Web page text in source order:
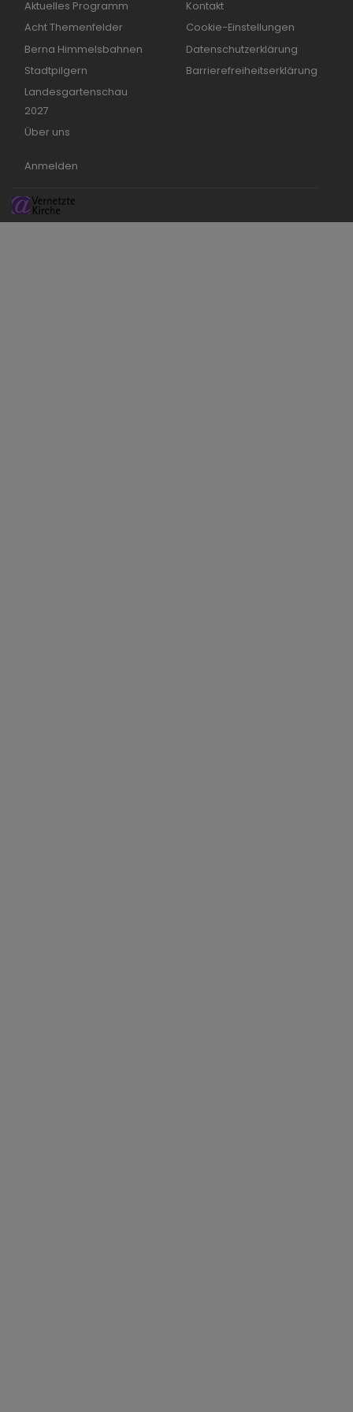
Aktuelles Programm
Acht Themenfelder
Berna Himmelsbahnen
Stadtpilgern
Landesgartenschau
2027
Über uns
Kontakt
Cookie-Einstellungen
Datenschutzerklärung
Barrierefreiheitserklärung
Benutzermenü
Anmelden